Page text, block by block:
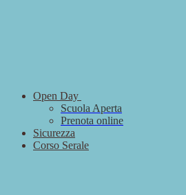
Open Day
Scuola Aperta
Prenota online
Sicurezza
Corso Serale